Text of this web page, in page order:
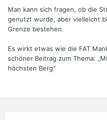
Man kann sich fragen, ob die
genutzt wurde, aber vielleicht
Grenze bestehen.
Es wirkt etwas wie die FAT
schöner Beitrag zum Thema:
höchsten Berg“